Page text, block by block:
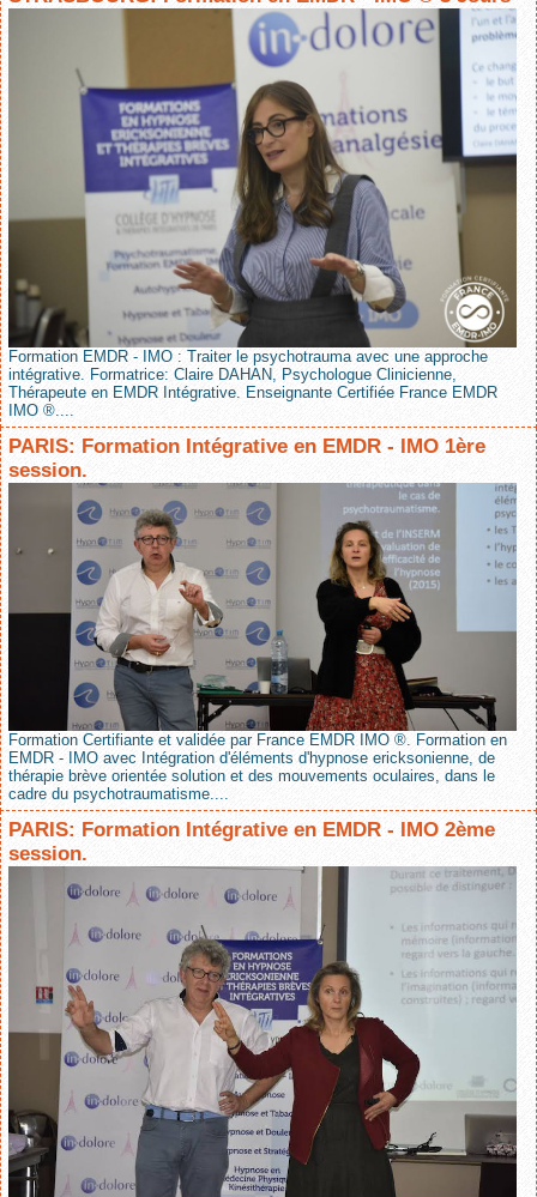
Formation EMDR - IMO : Traiter le psychotrauma avec une approche
intégrative. Formatrice: Claire DAHAN, Psychologue Clinicienne,
Thérapeute en EMDR Intégrative. Enseignante Certifiée France EMDR
IMO ®....
PARIS: Formation Intégrative en EMDR - IMO 1ère
session.
Formation Certifiante et validée par France EMDR IMO ®. Formation en
EMDR - IMO avec Intégration d'éléments d'hypnose ericksonienne, de
thérapie brève orientée solution et des mouvements oculaires, dans le
cadre du psychotraumatisme....
PARIS: Formation Intégrative en EMDR - IMO 2ème
session.